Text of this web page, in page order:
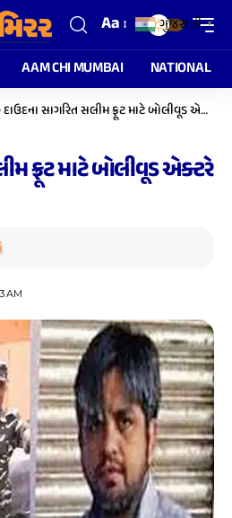
Aa
AAM CHI MUMBAI NATIONAL
દાઉદના સાગરિત સલીમ ફ્રૂટ માટે બોલીવૂડ એક્ટરે સ્પીચ લખી આપી
ફ્રૂટ માટે બોલીવૂડ એક્ટરે
AM
ગુજરાતી ▼